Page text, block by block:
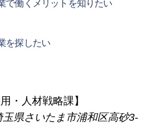
で働くメリットを知りたい
を探したい
・人材戦略課】
県さいたま市浦和区高砂3-